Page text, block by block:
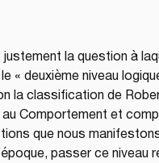
justement la question à
« deuxième niveau
la classification de
Comportement et
que nous
passer ce niveau